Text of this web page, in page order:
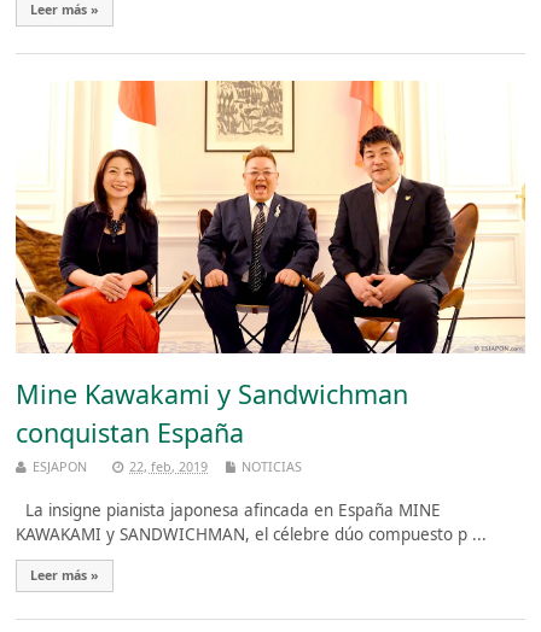
Leer más »
Mine Kawakami y Sandwichman
conquistan España
ESJAPON 22, feb, 2019 NOTICIAS
La insigne pianista japonesa afincada en España MINE
KAWAKAMI y SANDWICHMAN, el célebre dúo compuesto p ...
Leer más »